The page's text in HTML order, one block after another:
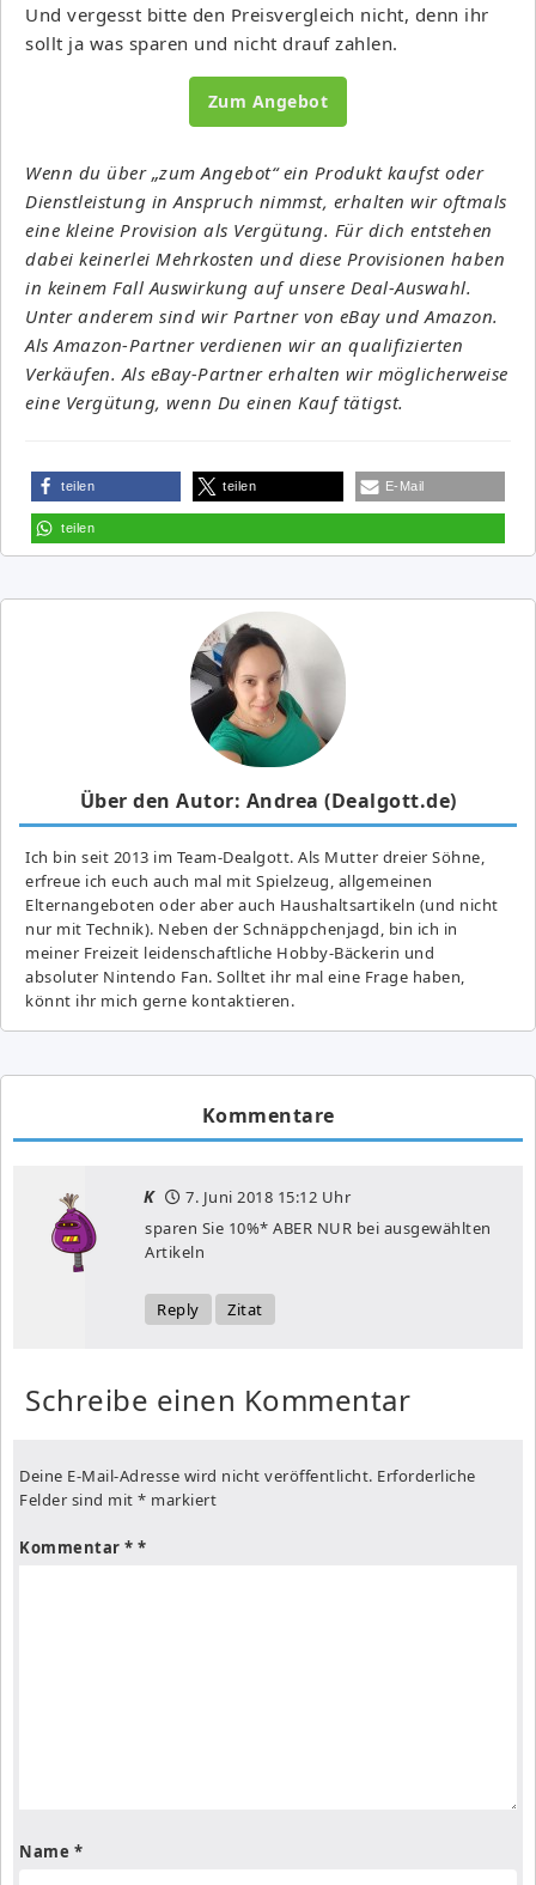
Und vergesst bitte den Preisvergleich nicht, denn ihr
sollt ja was sparen und nicht drauf zahlen.
Zum Angebot
Wenn du über „zum Angebot“ ein Produkt kaufst oder
Dienstleistung in Anspruch nimmst, erhalten wir oftmals
eine kleine Provision als Vergütung. Für dich entstehen
dabei keinerlei Mehrkosten und diese Provisionen haben
in keinem Fall Auswirkung auf unsere Deal-Auswahl.
Unter anderem sind wir Partner von eBay und Amazon.
Als Amazon-Partner verdienen wir an qualifizierten
Verkäufen. Als eBay-Partner erhalten wir möglicherweise
eine Vergütung, wenn Du einen Kauf tätigst.
teilen teilen E-Mail
teilen
Über den Autor: Andrea (Dealgott.de)
Ich bin seit 2013 im Team-Dealgott. Als Mutter dreier Söhne,
erfreue ich euch auch mal mit Spielzeug, allgemeinen
Elternangeboten oder aber auch Haushaltsartikeln (und nicht
nur mit Technik). Neben der Schnäppchenjagd, bin ich in
meiner Freizeit leidenschaftliche Hobby-Bäckerin und
absoluter Nintendo Fan. Solltet ihr mal eine Frage haben,
könnt ihr mich gerne kontaktieren.
Kommentare
K 7. Juni 2018 15:12 Uhr
sparen Sie 10%* ABER NUR bei ausgewählten
Artikeln
Reply Zitat
Schreibe einen Kommentar
Deine E-Mail-Adresse wird nicht veröffentlicht. Erforderliche
Felder sind mit * markiert
Kommentar *
Name *